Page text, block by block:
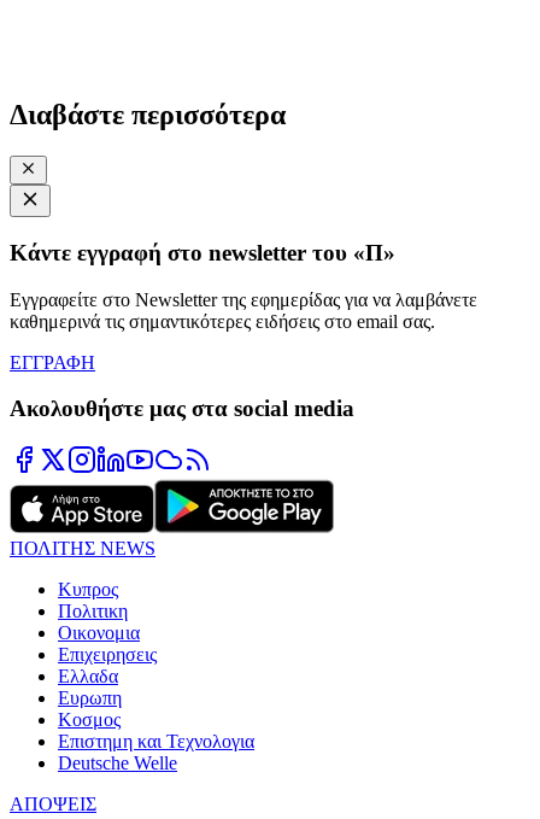
Διαβάστε περισσότερα
Κάντε εγγραφή στο newsletter του «Π»
Εγγραφείτε στο Newsletter της εφημερίδας για να λαμβάνετε
καθημερινά τις σημαντικότερες ειδήσεις στο email σας.
ΕΓΓΡΑΦΗ
Ακολουθήστε μας στα social media
ΠΟΛΙΤΗΣ NEWS
Κυπρος
Πολιτικη
Οικονομια
Επιχειρησεις
Ελλαδα
Ευρωπη
Κοσμος
Επιστημη και Τεχνολογια
Deutsche Welle
ΑΠΟΨΕΙΣ